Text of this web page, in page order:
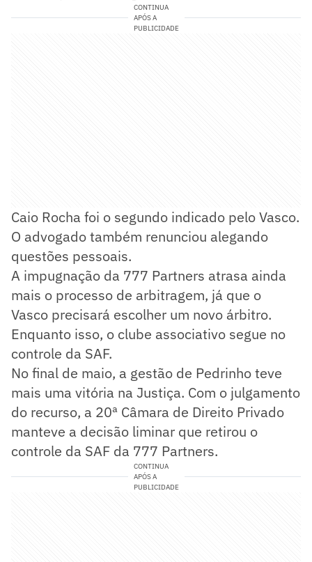
CONTINUA
APÓS A
PUBLICIDADE
Caio Rocha foi o segundo indicado pelo Vasco.
O advogado também renunciou alegando
questões pessoais.
A impugnação da 777 Partners atrasa ainda
mais o processo de arbitragem, já que o
Vasco precisará escolher um novo árbitro.
Enquanto isso, o clube associativo segue no
controle da SAF.
No final de maio, a gestão de Pedrinho teve
mais uma vitória na Justiça. Com o julgamento
do recurso, a 20ª Câmara de Direito Privado
manteve a decisão liminar que retirou o
controle da SAF da 777 Partners.
CONTINUA
APÓS A
PUBLICIDADE